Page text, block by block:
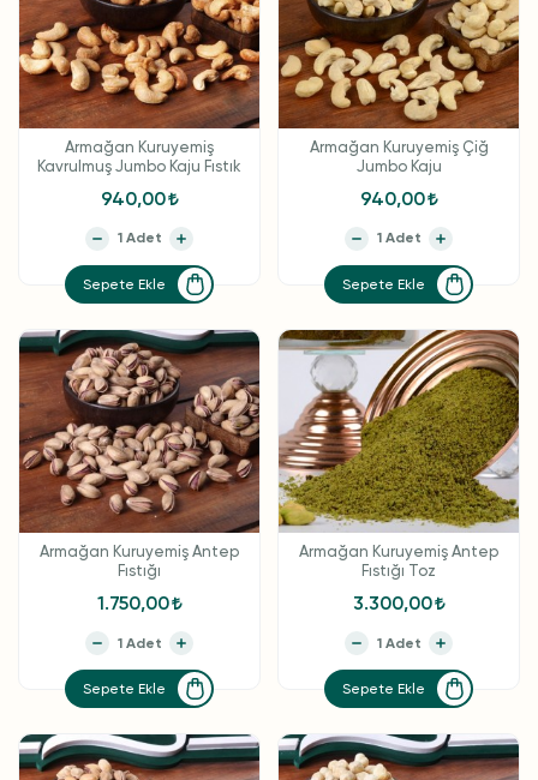
Armağan Kuruyemiş
Kavrulmuş Jumbo Kaju Fıstık
940,00
Sepete Ekle
Armağan Kuruyemiş Çiğ
Jumbo Kaju
940,00
Sepete Ekle
Armağan Kuruyemiş Antep
Fıstığı
1.750,00
Sepete Ekle
Armağan Kuruyemiş Antep
Fıstığı Toz
3.300,00
Sepete Ekle